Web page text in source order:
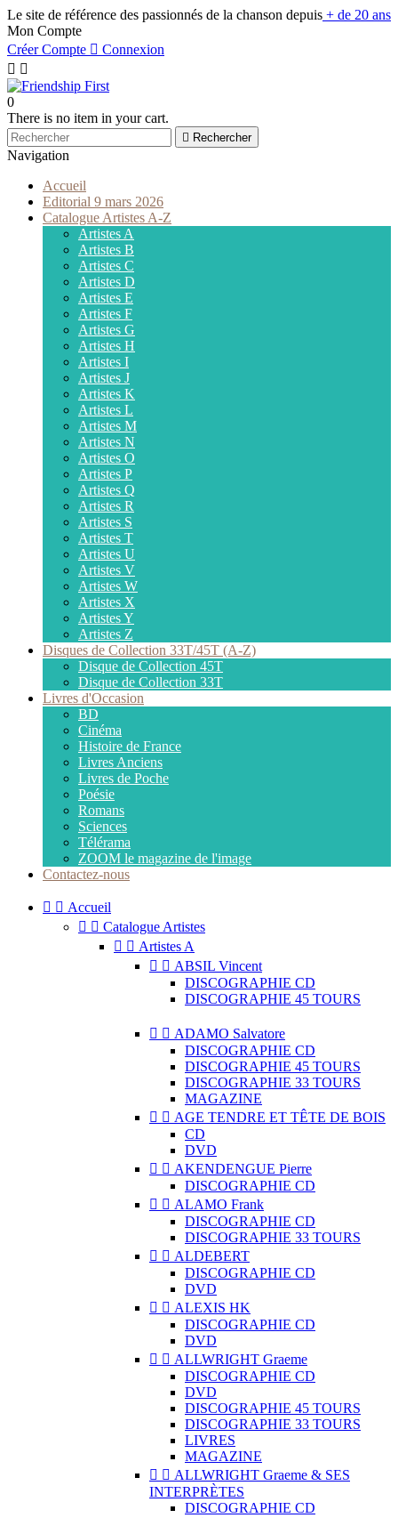
Le site de référence des passionnés de la chanson depuis + de 20 ans
Mon Compte
Créer Compte  Connexion
 
0
There is no item in your cart.
 Rechercher
Navigation
Accueil
Editorial 9 mars 2026
Catalogue Artistes A-Z
Artistes A
Artistes B
Artistes C
Artistes D
Artistes E
Artistes F
Artistes G
Artistes H
Artistes I
Artistes J
Artistes K
Artistes L
Artistes M
Artistes N
Artistes O
Artistes P
Artistes Q
Artistes R
Artistes S
Artistes T
Artistes U
Artistes V
Artistes W
Artistes X
Artistes Y
Artistes Z
Disques de Collection 33T/45T (A-Z)
Disque de Collection 45T
Disque de Collection 33T
Livres d'Occasion
BD
Cinéma
Histoire de France
Livres Anciens
Livres de Poche
Poésie
Romans
Sciences
Télérama
ZOOM le magazine de l'image
Contactez-nous
  Accueil
  Catalogue Artistes
  Artistes A
  ABSIL Vincent
DISCOGRAPHIE CD
DISCOGRAPHIE 45 TOURS
  ADAMO Salvatore
DISCOGRAPHIE CD
DISCOGRAPHIE 45 TOURS
DISCOGRAPHIE 33 TOURS
MAGAZINE
  AGE TENDRE ET TÊTE DE BOIS
CD
DVD
  AKENDENGUE Pierre
DISCOGRAPHIE CD
  ALAMO Frank
DISCOGRAPHIE CD
DISCOGRAPHIE 33 TOURS
  ALDEBERT
DISCOGRAPHIE CD
DVD
  ALEXIS HK
DISCOGRAPHIE CD
DVD
  ALLWRIGHT Graeme
DISCOGRAPHIE CD
DVD
DISCOGRAPHIE 45 TOURS
DISCOGRAPHIE 33 TOURS
LIVRES
MAGAZINE
  ALLWRIGHT Graeme & SES
INTERPRÈTES
DISCOGRAPHIE CD